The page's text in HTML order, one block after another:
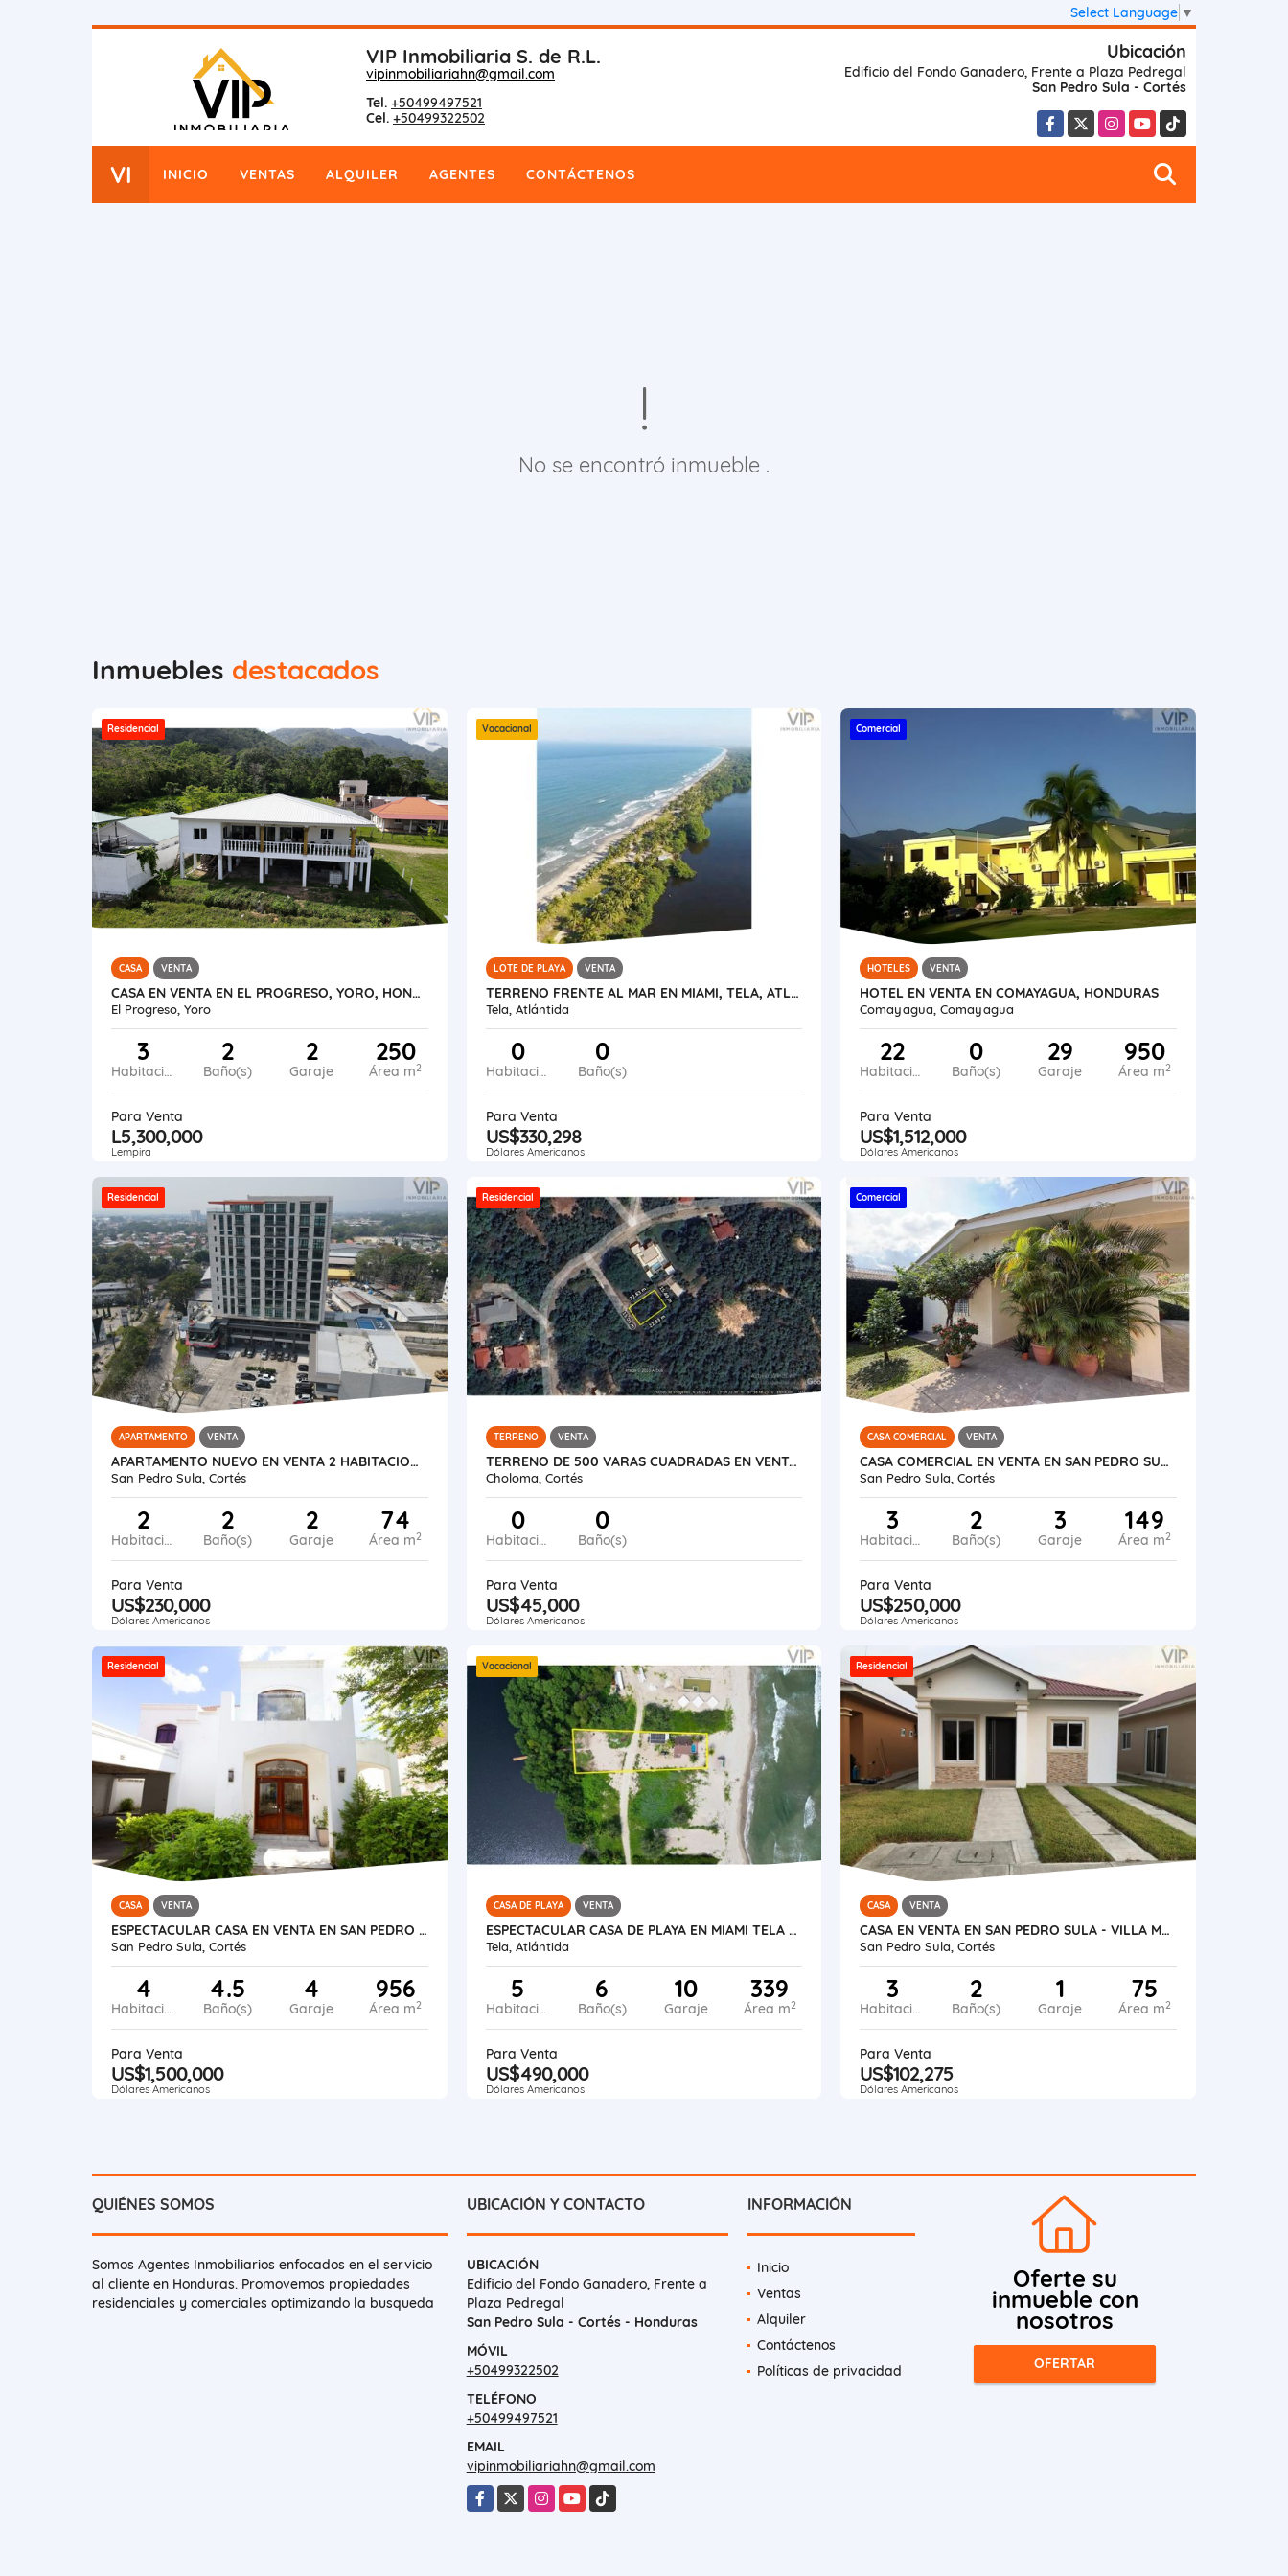
Select Language ▼
VIP Inmobiliaria S. de R.L.
vipinmobiliariahn@gmail.com
Tel. +50499497521
Cel. +50499322502
Ubicación
Edificio del Fondo Ganadero, Frente a Plaza Pedregal
San Pedro Sula - Cortés
Facebook
X InstagramYouTubeTikTok
VI INICIO VENTAS ALQUILER AGENTES CONTÁCTENOS
No se encontró inmueble .
Inmuebles destacados
Residencial
CASA VENTA
CASA EN VENTA EN EL PROGRESO, YORO, HONDURAS
El Progreso, Yoro
3
Habitaciones
2
Baño(s)
2
Garaje
250
Área m2
Para Venta
L5,300,000
Lempira
Vacacional
LOTE DE PLAYA VENTA
TERRENO FRENTE AL MAR EN MIAMI, TELA, ATLANTIDA
Tela, Atlántida
0
Habitaciones
0
Baño(s)
Para Venta
US$330,298
Dólares Americanos
Comercial
HOTELES VENTA
HOTEL EN VENTA EN COMAYAGUA, HONDURAS
Comayagua, Comayagua
22
Habitaciones
0
Baño(s)
29
Garaje
950
Área m2
Para Venta
US$1,512,000
Dólares Americanos
Residencial
APARTAMENTO VENTA
APARTAMENTO NUEVO EN VENTA 2 HABITACIONES EN SAN PEDRO SULA
San Pedro Sula, Cortés
2
Habitaciones
2
Baño(s)
2
Garaje
74
Área m2
Para Venta
US$230,000
Dólares Americanos
Residencial
TERRENO VENTA
TERRENO DE 500 VARAS CUADRADAS EN VENTA EN ROCA DE ARIOS
Choloma, Cortés
0
Habitaciones
0
Baño(s)
Para Venta
US$45,000
Dólares Americanos
Comercial
CASA COMERCIAL VENTA
CASA COMERCIAL EN VENTA EN SAN PEDRO SULA - COLONIA UNIVERSIDAD
San Pedro Sula, Cortés
3
Habitaciones
2
Baño(s)
3
Garaje
149
Área m2
Para Venta
US$250,000
Dólares Americanos
Residencial
CASA VENTA
ESPECTACULAR CASA EN VENTA EN SAN PEDRO SULA, HONDURAS
San Pedro Sula, Cortés
4
Habitaciones
4.5
Baño(s)
4
Garaje
956
Área m2
Para Venta
US$1,500,000
Dólares Americanos
Vacacional
CASA DE PLAYA VENTA
ESPECTACULAR CASA DE PLAYA EN MIAMI TELA HONDURAS
Tela, Atlántida
5
Habitaciones
6
Baño(s)
10
Garaje
339
Área m2
Para Venta
US$490,000
Dólares Americanos
Residencial
CASA VENTA
CASA EN VENTA EN SAN PEDRO SULA - VILLA MADERO
San Pedro Sula, Cortés
3
Habitaciones
2
Baño(s)
1
Garaje
75
Área m2
Para Venta
US$102,275
Dólares Americanos
QUIÉNES SOMOS
Somos Agentes Inmobiliarios enfocados en el servicio
al cliente en Honduras. Promovemos propiedades
residenciales y comerciales optimizando la busqueda
UBICACIÓN Y CONTACTO
UBICACIÓN
Edificio del Fondo Ganadero, Frente a
Plaza Pedregal
San Pedro Sula - Cortés - Honduras
MÓVIL
+50499322502
TELÉFONO
+50499497521
EMAIL
vipinmobiliariahn@gmail.com
Facebook
X InstagramYouTubeTikTok
INFORMACIÓN
Inicio
Ventas
Alquiler
Contáctenos
Políticas de privacidad
Oferte su
inmueble con
nosotros
OFERTAR